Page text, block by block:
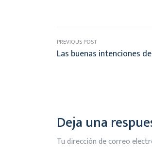
PREVIOUS POST
Las buenas intenciones
Deja una
Tu dirección de correo